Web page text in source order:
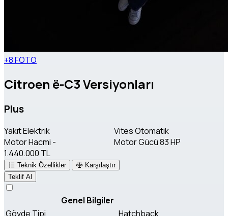
+8 FOTO
Citroen ë-C3 Versiyonları
Plus
YakıtElektrik VitesOtomatik
Motor Hacmi - Motor Gücü83 HP
1.440.000 TL
Teknik Özellikler
Karşılaştır
Teklif Al
Genel Bilgiler
Gövde Tipi
Hatchback